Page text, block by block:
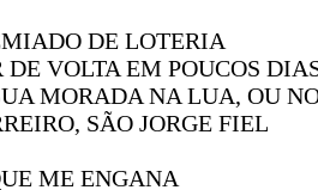
DE LOTERIA
VOLTA EM POUCOS
MORADA NA LUA, OU
SÃO JORGE FIEL
ME ENGANA